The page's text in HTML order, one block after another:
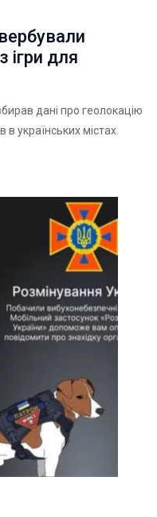
ігри для
дані про геолокацію
в українських містах.